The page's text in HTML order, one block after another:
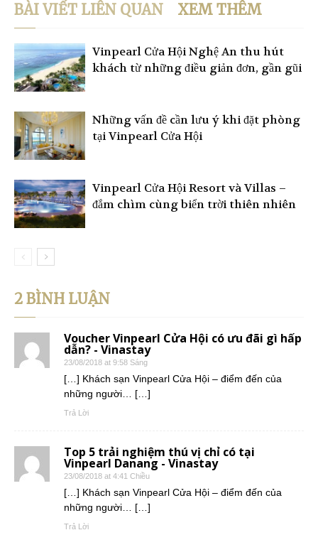
BÀI VIẾT LIÊN QUAN XEM THÊM
Vinpearl Cửa Hội Nghệ An thu hút
khách từ những điều giản đơn, gần gũi
Những vấn đề cần lưu ý khi đặt phòng
tại Vinpearl Cửa Hội
Vinpearl Cửa Hội Resort và Villas –
đắm chìm cùng biển trời thiên nhiên
2 BÌNH LUẬN
Voucher Vinpearl Cửa Hội có ưu đãi gì hấp
dẫn? - Vinastay
23/08/2018 at 9:58 Sáng
[…] Khách sạn Vinpearl Cửa Hội – điểm đến của
những người… […]
Trả Lời
Top 5 trải nghiệm thú vị chỉ có tại
Vinpearl Danang - Vinastay
23/08/2018 at 4:41 Chiều
[…] Khách sạn Vinpearl Cửa Hội – điểm đến của
những người… […]
Trả Lời